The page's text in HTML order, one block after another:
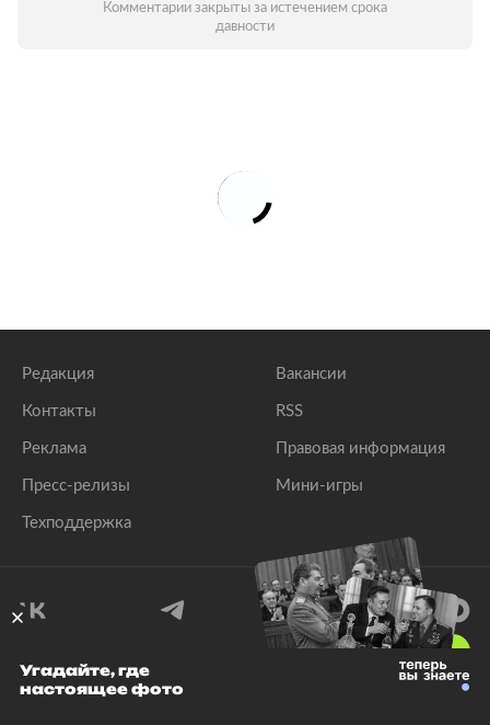
Комментарии закрыты за истечением срока
давности
Редакция
Контакты
Реклама
Пресс-релизы
Техподдержка
Вакансии
RSS
Правовая информация
Мини-игры
© 1999–2026 Все права защищены.
Угадайте, где
настоящее фото